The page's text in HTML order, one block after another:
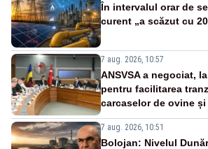
În intervalul orar de
curent „a scăzut cu
7 aug. 2026, 10:57
ANSVSA a negociat,
pentru facilitarea
carcaselor de ovine
7 aug. 2026, 10:51
Bolojan: Nivelul